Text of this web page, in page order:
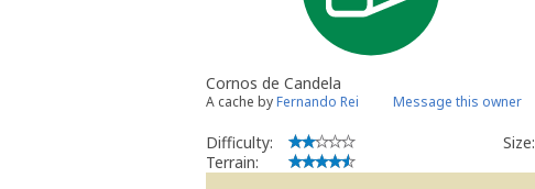
Cornos de Candela
A cache byFernando Rei Message this owner
Difficulty:
Terrain:
Size: